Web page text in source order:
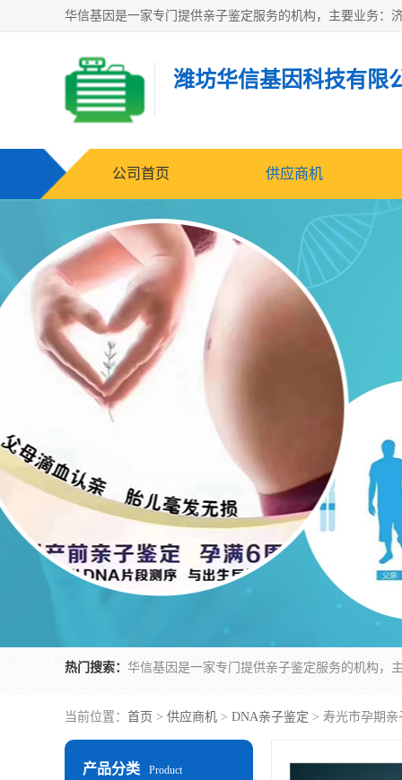
潍坊华信基因科技有限
公司首页 供应商机
热门搜索：
当前位置： 首页 > 供应商机 > DNA亲子鉴定 > 寿光市孕期
产品分类 Product